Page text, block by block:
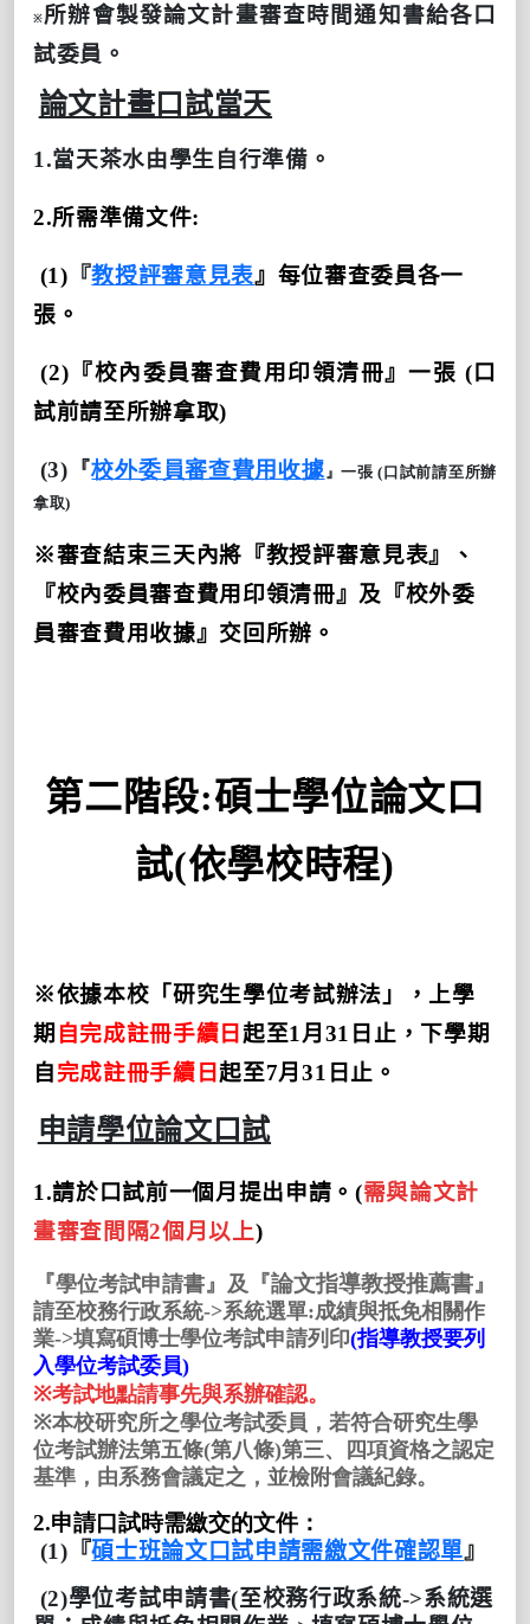
※ 所辦會製發論文計畫審查時間通知書給各口
試委員。
論文計畫口試當天
1.當天茶水由學生自行準備。
2.所需準備文件:
(1) 『教授評審意見表』每位審查委員各一
張。
(2) 『校內委員審查費用印領清冊』一張 (口
試前請至所辦拿取)
(3)『校外委員審查費用收據 』一張 (口試前請至所辦
拿取)
※審查結束三天內將『教授評審意見表』、
『校內委員審查費用印領清冊』及『校外委
員審查費用收據』交回所辦。
第二階段:碩士學位論文口
試(依學校時程)
※依據本校「研究生學位考試辦法」，上學
期 自完成註冊手續日起至1 月 31 日止，下學期
自完成註冊手續日起至7月31 日止。
申請學位論文口試
1.請於口試前一個月提出申請。(需與論文計
畫審查間隔2個月以上)
『學位考試申請書 』 及 『論文指導教授推薦書 』
請至校務行政系統->系統選單:成績與抵免相關作
業->填寫碩博士學位考試申請列印(指導教授要列
入學位考試委員)
※考試地點請事先與系辦確認。
※本校研究所之學位考試委員，若符合研究生學
位考試辦法第五條(第八條)第三、四項資格之認定
基準，由系務會議定之，並檢附會議紀錄。
2.申請口試時需繳交的文件：
(1) 『碩士班論文口試申請需繳文件確認單』
(2)學位考試申請書(至校務行政系統->系統選